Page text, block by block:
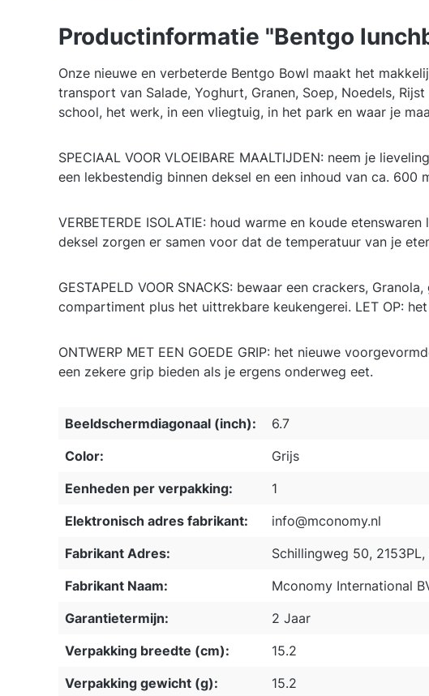
Productinformatie "Bentgo
Onze nieuwe en verbeterde Bentgo Bowl maakt het
transport van Salade, Yoghurt, Granen, Soep, Noedels,
school, het werk, in een vliegtuig, in het park en waar je
SPECIAAL VOOR VLOEIBARE MAALTIJDEN: neem je
een lekbestendig binnen deksel en een inhoud van ca. 600
VERBETERDE ISOLATIE: houd warme en koude
deksel zorgen er samen voor dat de temperatuur van je
GESTAPELD VOOR SNACKS: bewaar een crackers,
compartiment plus het uittrekbare keukengerei. LET OP:
ONTWERP MET EEN GOEDE GRIP: het nieuwe
een zekere grip bieden als je ergens onderweg eet.
Beeldschermdiagonaal (inch):
6.7
Color:
Grijs
Eenheden per verpakking:
1
Elektronisch adres fabrikant:
info@mconomy.nl
Fabrikant Adres:
Schillingweg 50, 2153PL,
Fabrikant Naam:
Mconomy International
Garantietermijn:
2 Jaar
Verpakking breedte (cm):
15.2
Verpakking gewicht (g):
15.2